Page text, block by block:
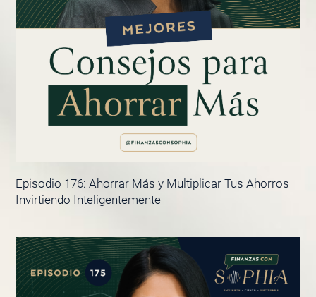
Episodio 176: Ahorrar Más y Multiplicar Tus Ahorros
Invirtiendo Inteligentemente